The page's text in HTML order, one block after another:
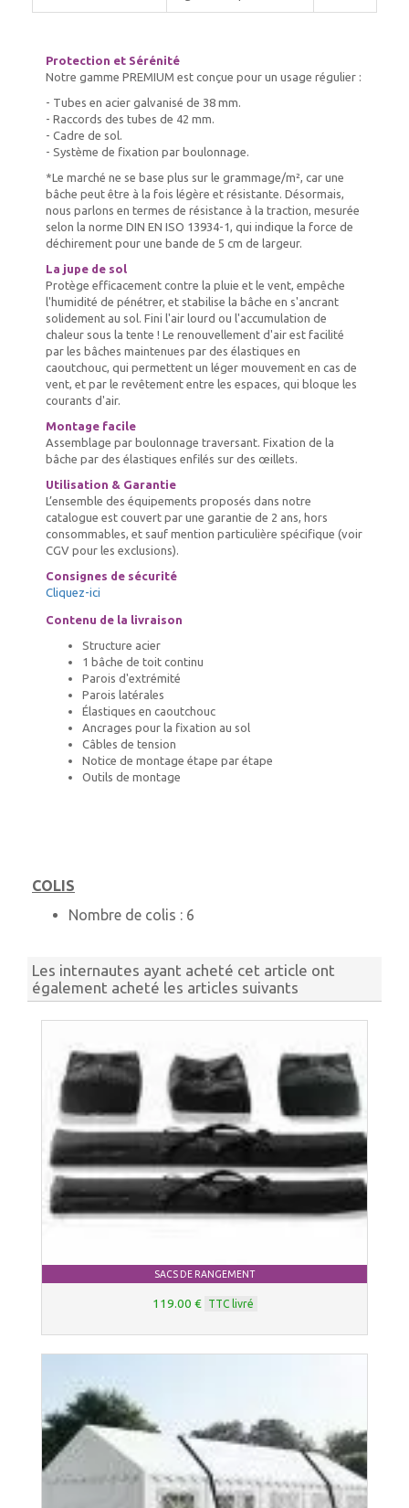
Protection et Sérénité
Notre gamme PREMIUM est conçue pour un usage régulier :
- Tubes en acier galvanisé de 38 mm.
- Raccords des tubes de 42 mm.
- Cadre de sol.
- Système de fixation par boulonnage.
*Le marché ne se base plus sur le grammage/m², car une
bâche peut être à la fois légère et résistante. Désormais,
nous parlons en termes de résistance à la traction, mesurée
selon la norme DIN EN ISO 13934-1, qui indique la force de
déchirement pour une bande de 5 cm de largeur.
La jupe de sol
Protège efficacement contre la pluie et le vent, empêche
l'humidité de pénétrer, et stabilise la bâche en s'ancrant
solidement au sol. Fini l'air lourd ou l'accumulation de
chaleur sous la tente ! Le renouvellement d'air est facilité
par les bâches maintenues par des élastiques en
caoutchouc, qui permettent un léger mouvement en cas de
vent, et par le revêtement entre les espaces, qui bloque les
courants d'air.
Montage facile
Assemblage par boulonnage traversant. Fixation de la
bâche par des élastiques enfilés sur des œillets.
Utilisation & Garantie
L’ensemble des équipements proposés dans notre
catalogue est couvert par une garantie de 2 ans, hors
consommables, et sauf mention particulière spécifique (voir
CGV pour les exclusions).
Consignes de sécurité
Cliquez-ici
Contenu de la livraison
Structure acier
1 bâche de toit continu
Parois d'extrémité
Parois latérales
Élastiques en caoutchouc
Ancrages pour la fixation au sol
Câbles de tension
Notice de montage étape par étape
Outils de montage
COLIS
Nombre de colis : 6
Les internautes ayant acheté cet article ont
également acheté les articles suivants
SACS DE RANGEMENT
119.00 € TTC livré